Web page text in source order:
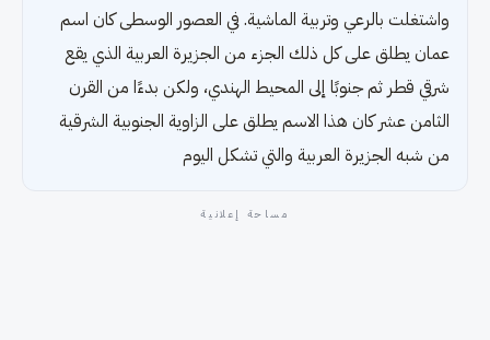
واشتغلت بالرعي وتربية الماشية. في العصور الوسطى كان اسم
عمان يطلق على كل ذلك الجزء من الجزيرة العربية الذي يقع
شرقي قطر ثم جنوبًا إلى المحيط الهندي، ولكن بدءًا من القرن
الثامن عشر كان هذا الاسم يطلق على الزاوية الجنوبية الشرقية
من شبه الجزيرة العربية والتي تشكل اليوم
مساحة إعلانية